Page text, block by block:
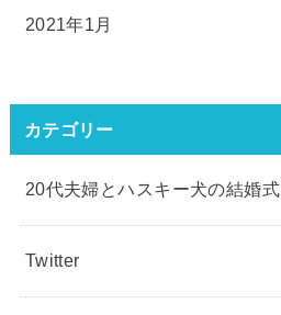
2021年1月
カテゴリー
20代夫婦とハスキー犬の結婚式
Twitter